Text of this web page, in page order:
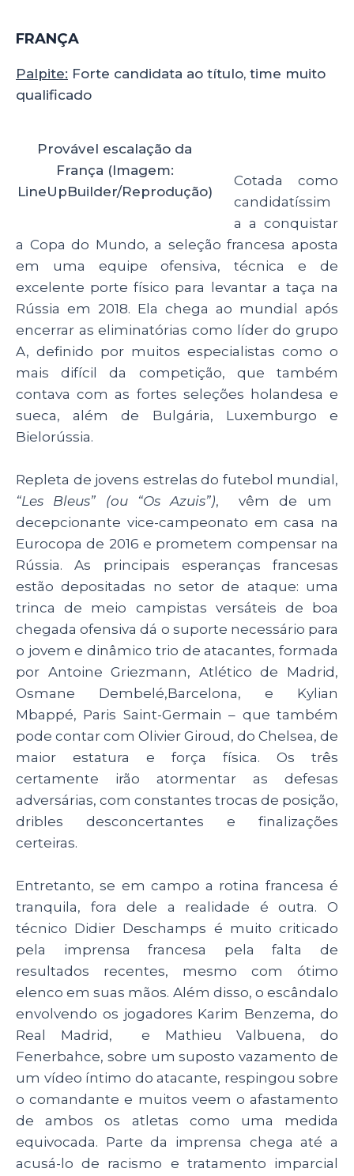
FRANÇA
Palpite: Forte candidata ao título, time muito
qualificado
Provável escalação da
França (Imagem:
LineUpBuilder/Reprodução)
Cotada como
candidatíssim
a a conquistar
a Copa do Mundo, a seleção francesa aposta
em uma equipe ofensiva, técnica e de
excelente porte físico para levantar a taça na
Rússia em 2018. Ela chega ao mundial após
encerrar as eliminatórias como líder do grupo
A, definido por muitos especialistas como o
mais difícil da competição, que também
contava com as fortes seleções holandesa e
sueca, além de Bulgária, Luxemburgo e
Bielorússia.
Repleta de jovens estrelas do futebol mundial,
“Les Bleus” (ou “Os Azuis”), vêm de um
decepcionante vice-campeonato em casa na
Eurocopa de 2016 e prometem compensar na
Rússia. As principais esperanças francesas
estão depositadas no setor de ataque: uma
trinca de meio campistas versáteis de boa
chegada ofensiva dá o suporte necessário para
o jovem e dinâmico trio de atacantes, formada
por Antoine Griezmann, Atlético de Madrid,
Osmane Dembelé,Barcelona, e Kylian
Mbappé, Paris Saint-Germain – que também
pode contar com Olivier Giroud, do Chelsea, de
maior estatura e força física. Os três
certamente irão atormentar as defesas
adversárias, com constantes trocas de posição,
dribles desconcertantes e finalizações
certeiras.
Entretanto, se em campo a rotina francesa é
tranquila, fora dele a realidade é outra. O
técnico Didier Deschamps é muito criticado
pela imprensa francesa pela falta de
resultados recentes, mesmo com ótimo
elenco em suas mãos. Além disso, o escândalo
envolvendo os jogadores Karim Benzema, do
Real Madrid, e Mathieu Valbuena, do
Fenerbahce, sobre um suposto vazamento de
um vídeo íntimo do atacante, respingou sobre
o comandante e muitos veem o afastamento
de ambos os atletas como uma medida
equivocada. Parte da imprensa chega até a
acusá-lo de racismo e tratamento imparcial